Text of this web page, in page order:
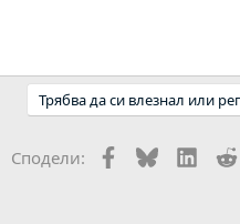
Трябва да си влезнал или
Сподели: Facebook
Bluesky